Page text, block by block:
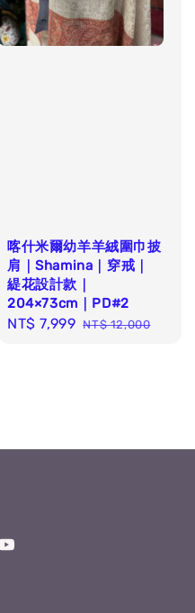
喀什米爾幼羊羊絨圍巾披
肩｜Shamina｜穿戒｜
緹花設計款｜
204×73cm｜PD#2
Sale
NT$ 7,999 Regular
NT$ 12,000